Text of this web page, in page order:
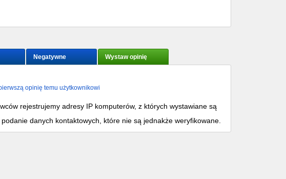
Negatywne Wystaw opinię
opinię temu użytkownikowi
rejestrujemy adresy IP komputerów, z których wystawiane są
danych kontaktowych, które nie są jednakże weryfikowane.